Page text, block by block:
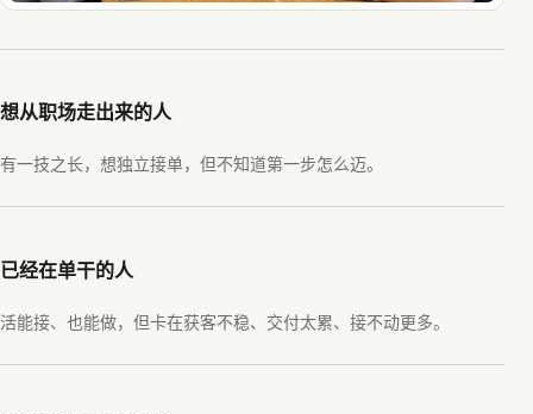
想从职场走出来的人
有一技之长，想独立接单，但不知道第一步怎么迈。
已经在单干的人
活能接、也能做，但卡在获客不稳、交付太累、接不动更多。